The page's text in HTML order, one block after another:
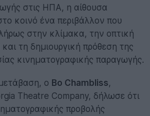
στις ΗΠΑ, η αίθουσα
κοινό ένα περιβάλλον που
στην κλίμακα, την οπτική
τη δημιουργική πρόθεση της
κινηματογραφικής παραγωγής.
ο Bo Chambliss,
Theatre Company, δήλωσε ότι
προβολής